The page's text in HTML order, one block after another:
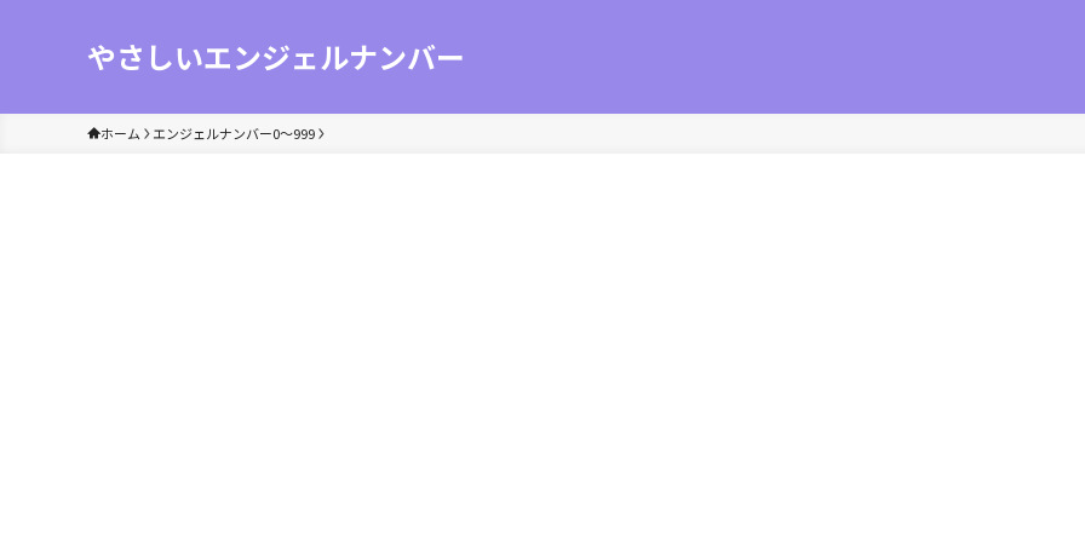
やさしいエンジェルナンバー
ホーム エンジェルナンバー0〜999